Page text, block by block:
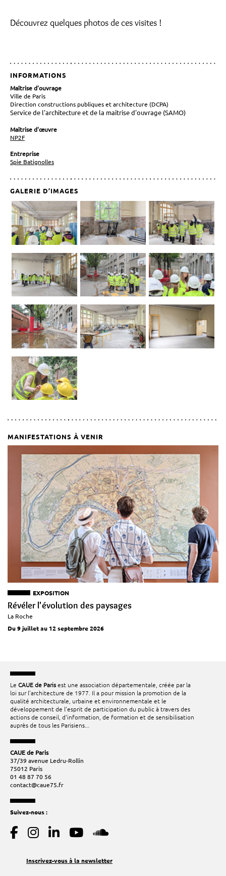
Découvrez quelques photos de ces visites !
INFORMATIONS
Maîtrise d'ouvrage
Ville de Paris
Direction constructions publiques et architecture (DCPA)
Service de l'architecture et de la maîtrise d'ouvrage (SAMO)
Maîtrise d'œuvre
NP2F
Entreprise
Spie Batignolles
GALERIE D’IMAGES
MANIFESTATIONS À VENIR
EXPOSITION
Révéler l'évolution des paysages
La Roche
Du 9 juillet au 12 septembre 2026
Le CAUE de Parisest une association départementale, créée par la
loi sur l’architecture de 1977. Il a pour mission la promotion de la
qualité architecturale, urbaine et environnementale et le
développement de l’esprit de participation du public à travers des
actions de conseil, d'information, de formation et de sensibilisation
auprès de tous les Parisiens...
CAUE de Paris
37/39 avenue Ledru-Rollin
75012 Paris
01 48 87 70 56
contact@caue75.fr
Suivez-nous :
Inscrivez-vous à la newsletter